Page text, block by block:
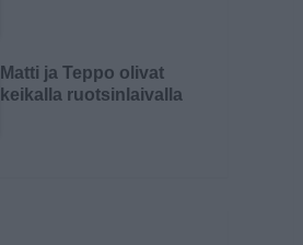
Matti ja Teppo olivat
keikalla ruotsinlaivalla